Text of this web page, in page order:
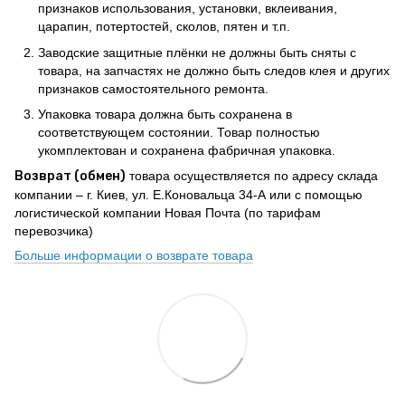
признаков использования, установки, вклеивания,
царапин, потертостей, сколов, пятен и т.п.
Заводские защитные плёнки не должны быть сняты с
товара, на запчастях не должно быть следов клея и других
признаков самостоятельного ремонта.
Упаковка товара должна быть сохранена в
соответствующем состоянии. Товар полностью
укомплектован и сохранена фабричная упаковка.
Возврат (обмен) товара осуществляется по адресу склада
компании – г. Киев, ул. Е.Коновальца 34-А или с помощью
логистической компании Новая Почта (по тарифам
перевозчика)
Больше информации о возврате товара